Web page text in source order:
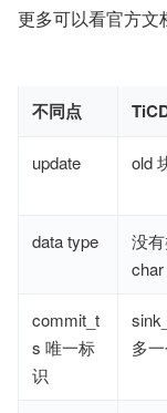
更多可以看官方文
不同点
update old
data type
没
char
commit_t
s 唯一标
识
多